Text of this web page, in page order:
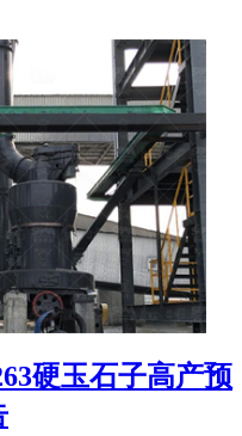
硬玉石子高产预